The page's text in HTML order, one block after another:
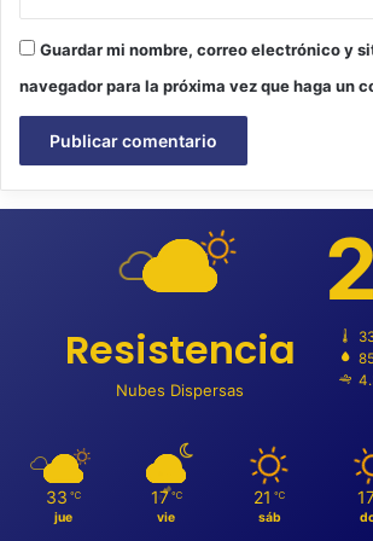
Guardar mi nombre, correo electrónico y
navegador para la próxima vez que haga un
Resistencia
Nubes Dispersas
33 ℃
jue
17 ℃
vie
21 ℃
sáb